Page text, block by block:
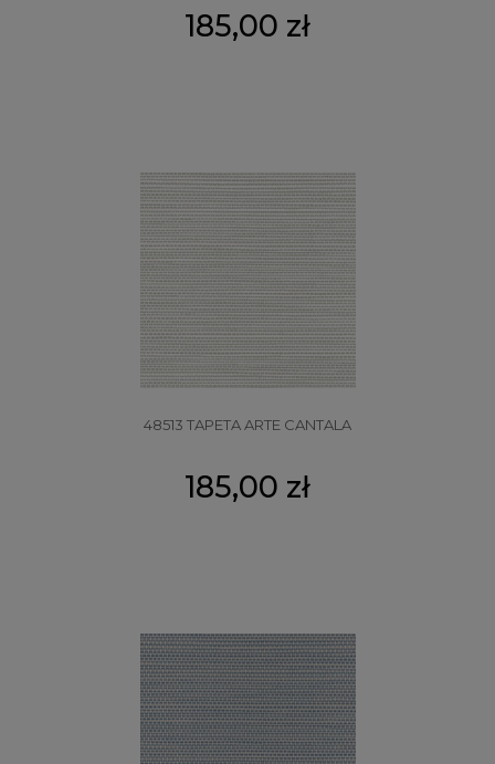
185,00 zł
48513 TAPETA ARTE CANTALA
185,00 zł